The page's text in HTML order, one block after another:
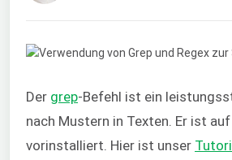
Der grep-Befehl ist ein
nach Mustern in Texten. Er ist
vorinstalliert. Hier ist unser